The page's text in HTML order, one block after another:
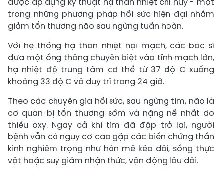
được áp dụng kỹ thuật hạ thân nhiệt chỉ huy - một
trong những phương pháp hồi sức hiện đại nhằm
giảm tổn thương não sau ngừng tuần hoàn.
Với hệ thống hạ thân nhiệt nội mạch, các bác sĩ
đưa một ống thông chuyên biệt vào tĩnh mạch lớn,
hạ nhiệt độ trung tâm cơ thể từ 37 độ C xuống
khoảng 33 độ C và duy trì trong 24 giờ.
Theo các chuyên gia hồi sức, sau ngừng tim, não là
cơ quan bị tổn thương sớm và nặng nề nhất do
thiếu oxy. Ngay cả khi tim đã đập trở lại, người
bệnh vẫn có nguy cơ cao gặp các biến chứng thần
kinh nghiêm trọng như hôn mê kéo dài, sống thực
vật hoặc suy giảm nhận thức, vận động lâu dài.